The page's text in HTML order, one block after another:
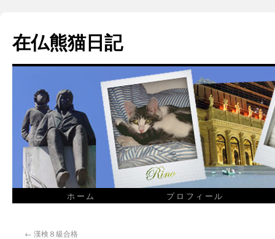
在仏熊猫日記
ホーム プロフィール
← 漢検８級合格